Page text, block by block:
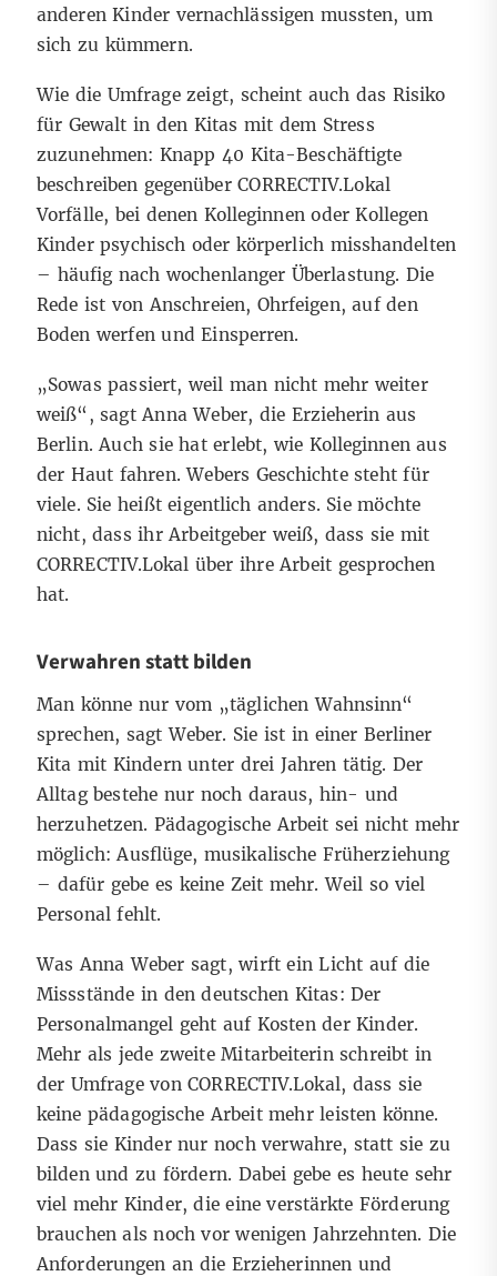
anderen Kinder vernachlässigen mussten, um
sich zu kümmern.
Wie die Umfrage zeigt, scheint auch das Risiko
für Gewalt in den Kitas mit dem Stress
zuzunehmen: Knapp 40 Kita-Beschäftigte
beschreiben gegenüber CORRECTIV.Lokal
Vorfälle, bei denen Kolleginnen oder Kollegen
Kinder psychisch oder körperlich misshandelten
– häufig nach wochenlanger Überlastung. Die
Rede ist von Anschreien, Ohrfeigen, auf den
Boden werfen und Einsperren.
„Sowas passiert, weil man nicht mehr weiter
weiß“, sagt Anna Weber, die Erzieherin aus
Berlin. Auch sie hat erlebt, wie Kolleginnen aus
der Haut fahren. Webers Geschichte steht für
viele. Sie heißt eigentlich anders. Sie möchte
nicht, dass ihr Arbeitgeber weiß, dass sie mit
CORRECTIV.Lokal über ihre Arbeit gesprochen
hat.
Verwahren statt bilden
Man könne nur vom „täglichen Wahnsinn“
sprechen, sagt Weber. Sie ist in einer Berliner
Kita mit Kindern unter drei Jahren tätig. Der
Alltag bestehe nur noch daraus, hin- und
herzuhetzen. Pädagogische Arbeit sei nicht mehr
möglich: Ausflüge, musikalische Früherziehung
– dafür gebe es keine Zeit mehr. Weil so viel
Personal fehlt.
Was Anna Weber sagt, wirft ein Licht auf die
Missstände in den deutschen Kitas: Der
Personalmangel geht auf Kosten der Kinder.
Mehr als jede zweite Mitarbeiterin schreibt in
der Umfrage von CORRECTIV.Lokal, dass sie
keine pädagogische Arbeit mehr leisten könne.
Dass sie Kinder nur noch verwahre, statt sie zu
bilden und zu fördern. Dabei gebe es heute sehr
viel mehr Kinder, die eine verstärkte Förderung
brauchen als noch vor wenigen Jahrzehnten. Die
Anforderungen an die Erzieherinnen und